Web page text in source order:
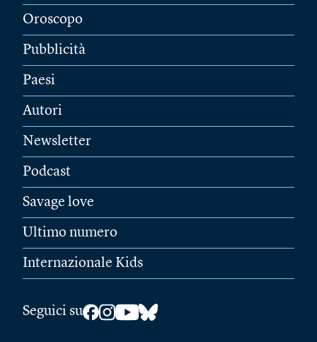
Oroscopo
Pubblicità
Paesi
Autori
Newsletter
Podcast
Savage love
Ultimo numero
Internazionale Kids
Seguici su